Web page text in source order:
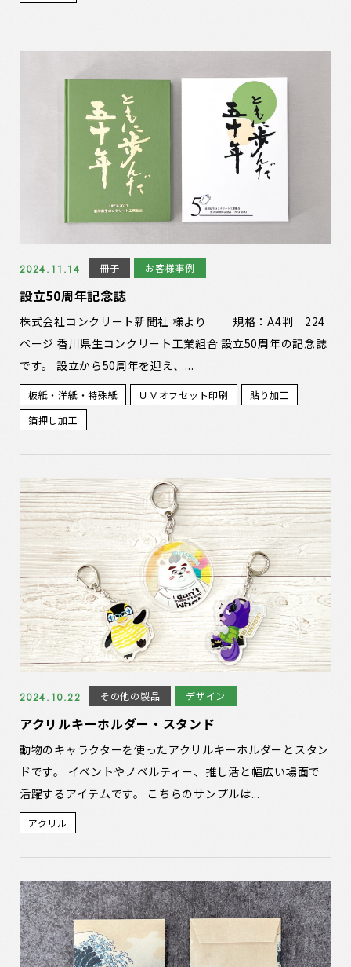
2024.11.14 冊子 お客様事例
設立50周年記念誌
株式会社コンクリート新聞社 様より 規格：A4判 224
ページ 香川県生コンクリート工業組合 設立50周年の記念誌
です。 設立から50周年を迎え、...
板紙・洋紙・特殊紙 ＵＶオフセット印刷
貼り加工
箔押し加工
2024.10.22 その他の製品 デザイン
アクリルキーホルダー・スタンド
動物のキャラクターを使ったアクリルキーホルダーとスタン
ドです。 イベントやノベルティー、推し活と幅広い場面で
活躍するアイテムです。 こちらのサンプルは...
アクリル